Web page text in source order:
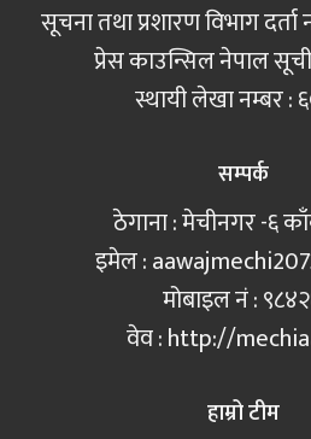
सूचना तथा प्रशारण विभाग दर्ता
प्रेस काउन्सिल नेपाल
स्थायी लेखा नम्बर :
सम्पर्क
ठेगाना : मेचीनगर -६
इमेल :
मोबाइल नं‍ :
वेव : http://
हाम्रो टीम